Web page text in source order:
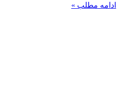
ادامه مطلب »